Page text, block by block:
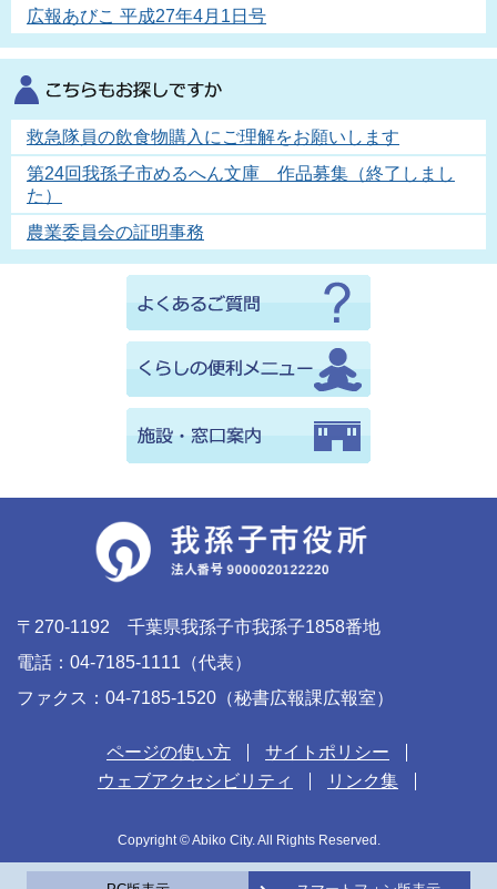
広報あびこ 平成27年4月1日号
救急隊員の飲食物購入にご理解をお願いします
第24回我孫子市めるへん文庫 作品募集（終了しまし
た）
農業委員会の証明事務
〒270-1192 千葉県我孫子市我孫子1858番地
電話：04-7185-1111（代表）
ファクス：04-7185-1520（秘書広報課広報室）
ページの使い方
サイトポリシー
ウェブアクセシビリティ
リンク集
Copyright © Abiko City. All Rights Reserved.